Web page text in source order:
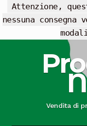
Attenzione,
nessuna
navigazione
contenuto
Vendita di